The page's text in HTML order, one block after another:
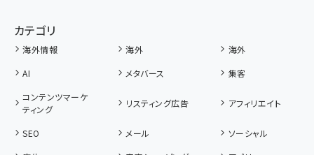
カテゴリ
海外情報 海外
海外
AI
メタバース
集客
コンテンツマーケ
ティング
リスティング広告 アフィリエイト
SEO メール
ソーシャル